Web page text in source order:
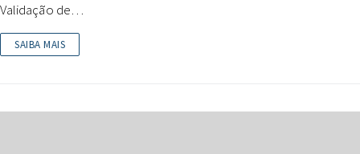
Validação de…
SAIBA MAIS